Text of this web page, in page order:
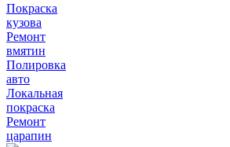
Покраска
кузова
Ремонт
вмятин
Полировка
авто
Локальная
покраска
Ремонт
царапин